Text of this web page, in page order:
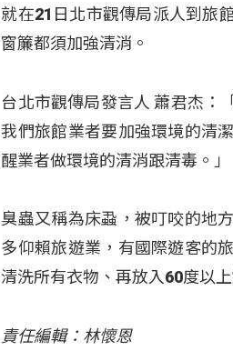
就在21日北市觀傳局派人到旅
窗簾都須加強清消。
台北市觀傳局發言人 蕭君杰：
我們旅館業者要加強環境的清
醒業者做環境的清消跟清毒。」
臭蟲又稱為床蝨，被叮咬的地
多仰賴旅遊業，有國際遊客的
清洗所有衣物、再放入60度以
責任編輯：林懷恩